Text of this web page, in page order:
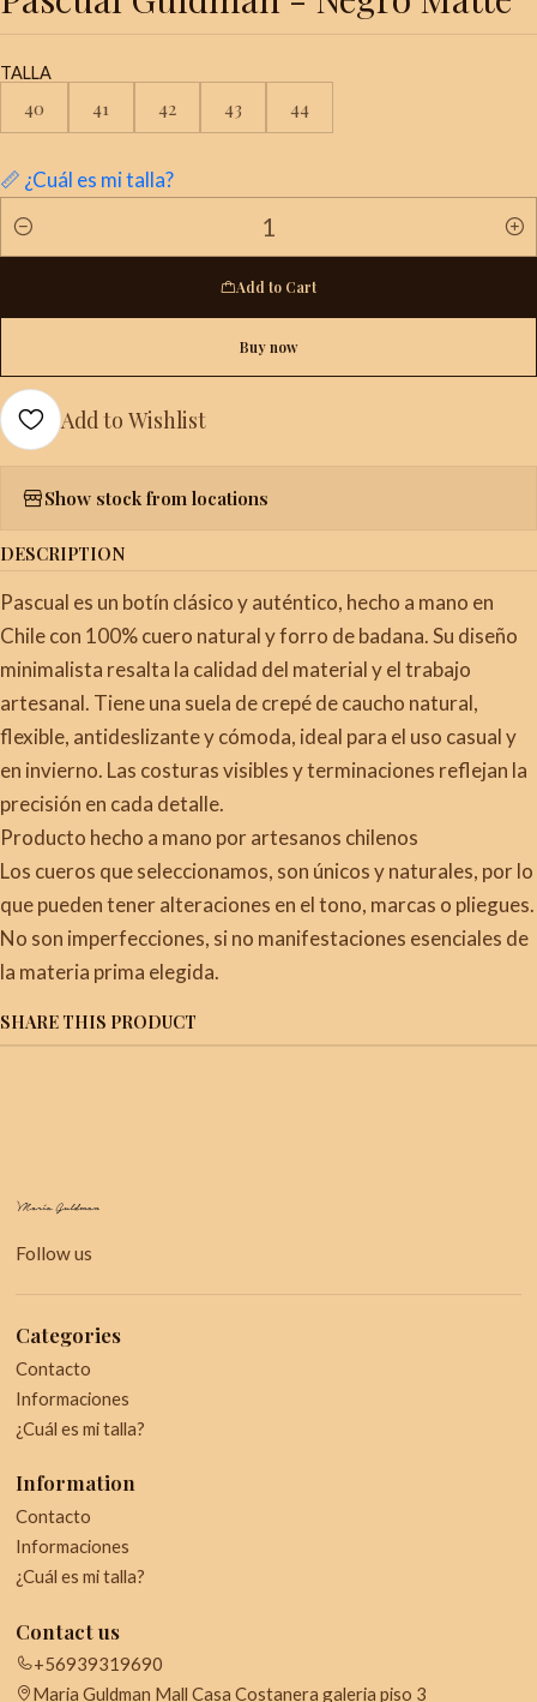
TALLA
40 41 42 43 44
📏 ¿Cuál es mi talla?
Quantity
Add to Cart
Buy now
Add to Wishlist
Show stock from locations
DESCRIPTION
Pascual es un botín clásico y auténtico, hecho a mano en
Chile con 100% cuero natural y forro de badana. Su diseño
minimalista resalta la calidad del material y el trabajo
artesanal. Tiene una suela de crepé de caucho natural,
flexible, antideslizante y cómoda, ideal para el uso casual y
en invierno. Las costuras visibles y terminaciones reflejan la
precisión en cada detalle.
Producto hecho a mano por artesanos chilenos
Los cueros que seleccionamos, son únicos y naturales, por lo
que pueden tener alteraciones en el tono, marcas o pliegues.
No son imperfecciones, si no manifestaciones esenciales de
la materia prima elegida.
SHARE THIS PRODUCT
Follow us
Categories
Contacto
Informaciones
¿Cuál es mi talla?
Information
Contacto
Informaciones
¿Cuál es mi talla?
Contact us
+56939319690
Maria Guldman Mall Casa Costanera galeria piso 3